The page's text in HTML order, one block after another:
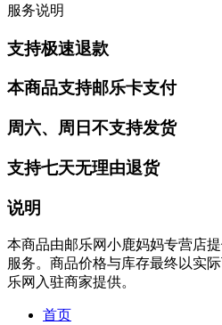
服务说明
支持极速退款
本商品支持邮乐卡支付
周六、周日不支持发货
支持七天无理由退货
说明
本商品由邮乐网小鹿妈妈专营店
服务。商品价格与库存最终以实
乐网入驻商家提供。
首页